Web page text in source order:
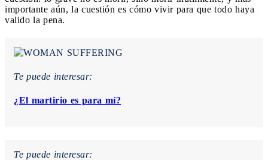
importante aún, la cuestión es cómo vivir para que todo haya
valido la pena.
Te puede interesar:
¿El martirio es para mí?
Te puede interesar: